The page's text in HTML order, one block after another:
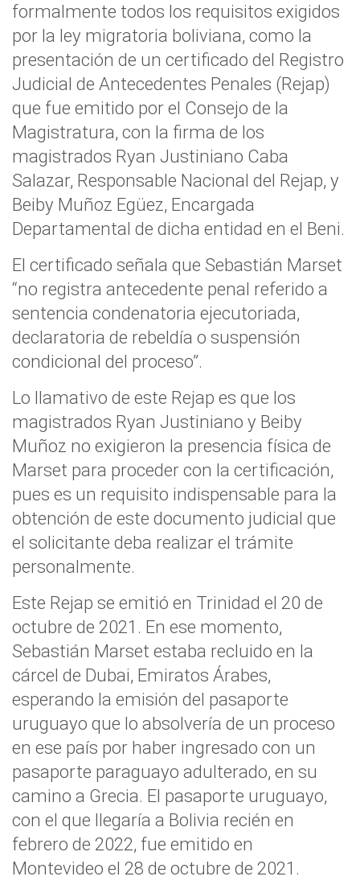
formalmente todos los requisitos exigidos
por la ley migratoria boliviana, como la
presentación de un certificado del Registro
Judicial de Antecedentes Penales (Rejap)
que fue emitido por el Consejo de la
Magistratura, con la firma de los
magistrados Ryan Justiniano Caba
Salazar, Responsable Nacional del Rejap, y
Beiby Muñoz Egüez, Encargada
Departamental de dicha entidad en el Beni.
El certificado señala que Sebastián Marset
“no registra antecedente penal referido a
sentencia condenatoria ejecutoriada,
declaratoria de rebeldía o suspensión
condicional del proceso”.
Lo llamativo de este Rejap es que los
magistrados Ryan Justiniano y Beiby
Muñoz no exigieron la presencia física de
Marset para proceder con la certificación,
pues es un requisito indispensable para la
obtención de este documento judicial que
el solicitante deba realizar el trámite
personalmente.
Este Rejap se emitió en Trinidad el 20 de
octubre de 2021. En ese momento,
Sebastián Marset estaba recluido en la
cárcel de Dubai, Emiratos Árabes,
esperando la emisión del pasaporte
uruguayo que lo absolvería de un proceso
en ese país por haber ingresado con un
pasaporte paraguayo adulterado, en su
camino a Grecia. El pasaporte uruguayo,
con el que llegaría a Bolivia recién en
febrero de 2022, fue emitido en
Montevideo el 28 de octubre de 2021.